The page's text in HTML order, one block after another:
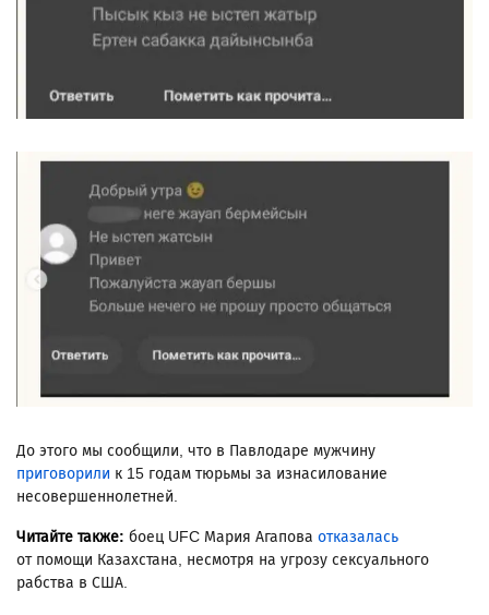
До этого мы сообщили, что в Павлодаре мужчину
приговорили к 15 годам тюрьмы за изнасилование
несовершеннолетней.
Читайте также: боец UFC Мария Агапова отказалась
от помощи Казахстана, несмотря на угрозу сексуального
рабства в США.